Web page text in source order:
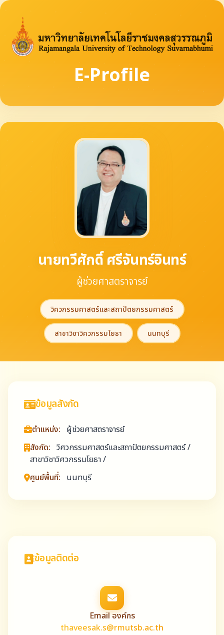
E-Profile
นายทวีศักดิ์ ศรีจันทร์อินทร์
ผู้ช่วยศาสตราจารย์
วิศวกรรมศาสตร์และสถาปัตยกรรมศาสตร์
สาขาวิชาวิศวกรรมโยธา นนทบุรี
ข้อมูลสังกัด
ตำแหน่ง: ผู้ช่วยศาสตราจารย์
สังกัด: วิศวกรรมศาสตร์และสถาปัตยกรรมศาสตร์ /
สาขาวิชาวิศวกรรมโยธา /
ศูนย์พื้นที่: นนทบุรี
ข้อมูลติดต่อ
Email องค์กร
thaveesak.s@rmutsb.ac.th